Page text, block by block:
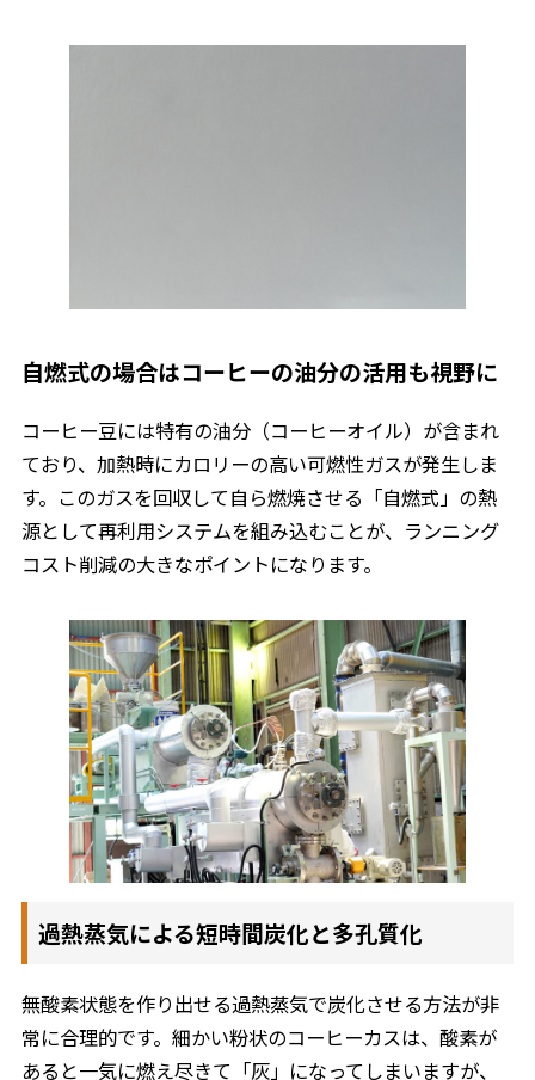
自燃式の場合はコーヒーの油分の活用も視野に
コーヒー豆には特有の油分（コーヒーオイル）が含まれ
ており、加熱時にカロリーの高い可燃性ガスが発生しま
す。このガスを回収して自ら燃焼させる「自燃式」の熱
源として再利用システムを組み込むことが、ランニング
コスト削減の大きなポイントになります。
過熱蒸気による短時間炭化と多孔質化
無酸素状態を作り出せる過熱蒸気で炭化させる方法が非
常に合理的です。細かい粉状のコーヒーカスは、酸素が
あると一気に燃え尽きて「灰」になってしまいますが、